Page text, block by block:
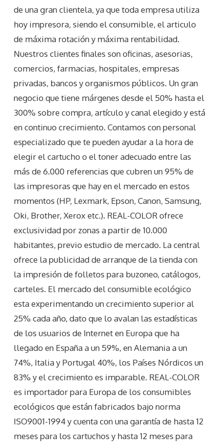
de una gran clientela, ya que toda empresa utiliza
hoy impresora, siendo el consumible, el articulo
de máxima rotación y máxima rentabilidad.
Nuestros clientes finales son oficinas, asesorias,
comercios, farmacias, hospitales, empresas
privadas, bancos y organismos públicos. Un gran
negocio que tiene márgenes desde el 50% hasta el
300% sobre compra, artículo y canal elegido y está
en continuo crecimiento. Contamos con personal
especializado que te pueden ayudar a la hora de
elegir el cartucho o el toner adecuado entre las
más de 6.000 referencias que cubren un 95% de
las impresoras que hay en el mercado en estos
momentos (HP, Lexmark, Epson, Canon, Samsung,
Oki, Brother, Xerox etc.). REAL-COLOR ofrece
exclusividad por zonas a partir de 10.000
habitantes, previo estudio de mercado. La central
ofrece la publicidad de arranque de la tienda con
la impresión de folletos para buzoneo, catálogos,
carteles. El mercado del consumible ecológico
esta experimentando un crecimiento superior al
25% cada año, dato que lo avalan las estadísticas
de los usuarios de Internet en Europa que ha
llegado en España a un 59%, en Alemania a un
74%, Italia y Portugal 40%, los Países Nórdicos un
83% y el crecimiento es imparable. REAL-COLOR
es importador para Europa de los consumibles
ecológicos que están fabricados bajo norma
ISO9001-1994 y cuenta con una garantía de hasta 12
meses para los cartuchos y hasta 12 meses para